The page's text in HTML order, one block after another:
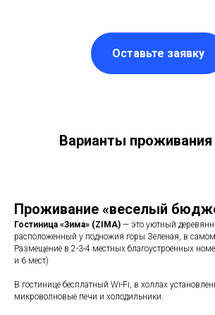
Оставьте заявку
Варианты проживания
Проживание «веселый
Гостиница «Зима» (ZIMA) — это уютный
расположенный у подножия горы Зеленая, в самом
Размещение в 2-3-4 местных благоустроенных
и 6 мест)
В гостинице бесплатный Wi-Fi, в холлах
микроволновые печи и холодильники.